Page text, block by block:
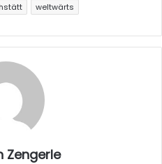
weltwärts
Zengerle